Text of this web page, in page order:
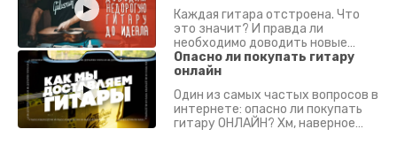
Каждая гитара отстроена. Что
это значит? И правда ли
необходимо доводить новые
гитары? Если кратко - да.
Подробно - в видео :)
Опасно ли покупать гитару
онлайн
Один из самых частых вопросов в
интернете: опасно ли покупать
гитару ОНЛАЙН? Хм, наверное